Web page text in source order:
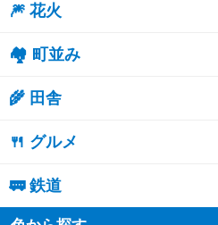
🎆 花火
🏘 町並み
🌾 田舎
🍴 グルメ
🚃 鉄道